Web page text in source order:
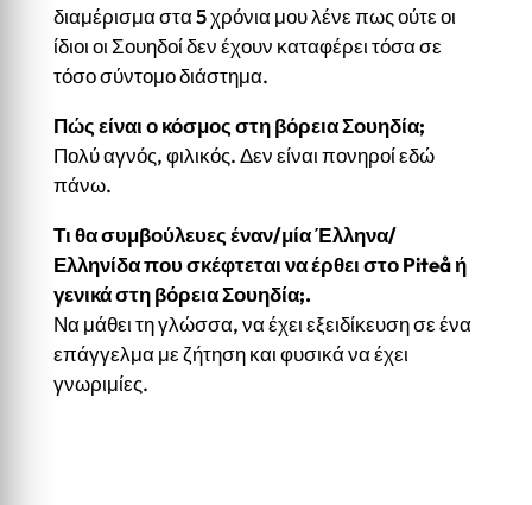
διαμέρισμα στα 5 χρόνια μου λένε πως ούτε οι
ίδιοι οι Σουηδοί δεν έχουν καταφέρει τόσα σε
τόσο σύντομο διάστημα.
Πώς είναι ο κόσμος στη βόρεια Σουηδία;
Πολύ αγνός, φιλικός. Δεν είναι πονηροί εδώ
πάνω.
Τι θα συμβούλευες έναν/μία Έλληνα/
Ελληνίδα που σκέφτεται να έρθει στο Piteå ή
γενικά στη βόρεια Σουηδία;.
Να μάθει τη γλώσσα, να έχει εξειδίκευση σε ένα
επάγγελμα με ζήτηση και φυσικά να έχει
γνωριμίες.